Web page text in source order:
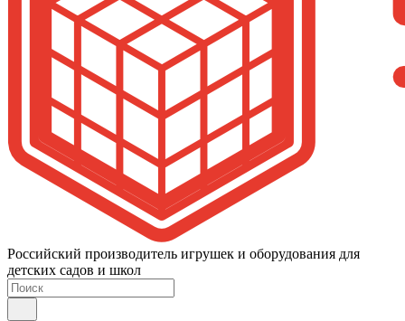
Российский производитель игрушек и оборудования для
детских садов и школ